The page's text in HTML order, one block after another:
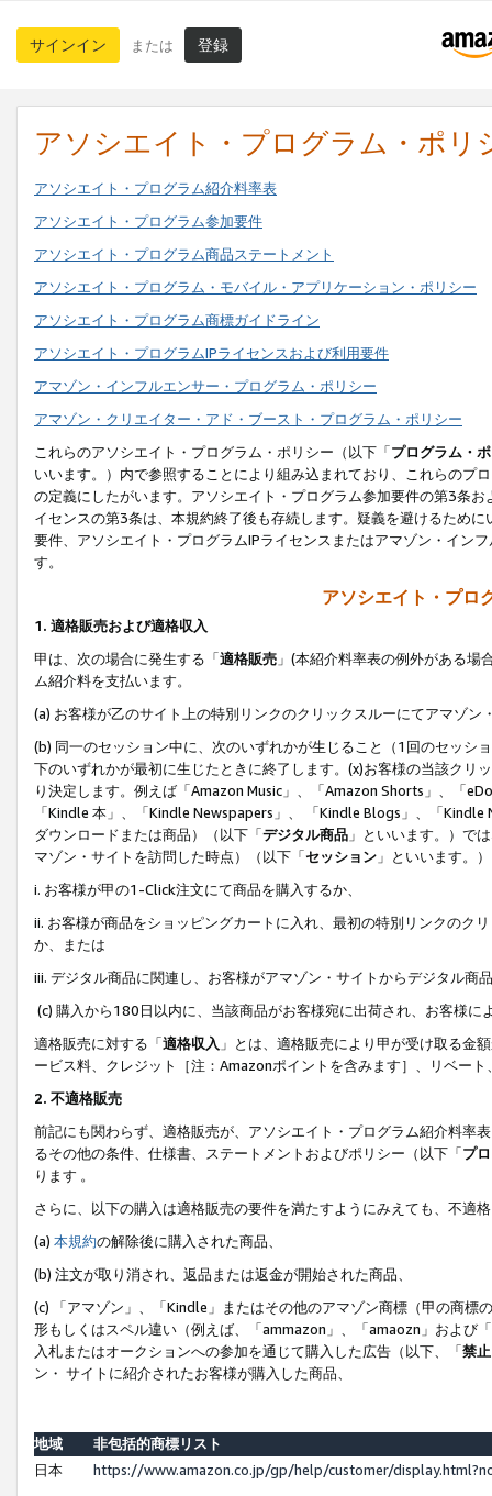
サインイン または 登録
アソシエイト・プログラム・ポリ
アソシエイト・プログラム紹介料率表
アソシエイト・プログラム参加要件
アソシエイト・プログラム商品ステートメント
アソシエイト・プログラム・モバイル・アプリケーション・ポリシー
アソシエイト・プログラム商標ガイドライン
アソシエイト・プログラムIPライセンスおよび利用要件
アマゾン・インフルエンサー・プログラム・ポリシー
アマゾン・クリエイター・アド・ブースト・プログラム・ポリシー
これらのアソシエイト・プログラム・ポリシー（以下「プログラム・
いいます。）内で参照することにより組み込まれており、これらのプ
の定義にしたがいます。アソシエイト・プログラム参加要件の第3条
イセンスの第3条は、本規約終了後も存続します。疑義を避けるため
要件、アソシエイト・プログラムIPライセンスまたはアマゾン・イン
す。
アソシエイト・プロ
1. 適格販売および適格収入
甲は、次の場合に発生する「適格販売 」(本紹介料率表の例外がある
ム紹介料を支払います。
(a) お客様が乙のサイト上の特別リンクのクリックスルーにてアマゾン
(b) 同一のセッション中に、次のいずれかが生じること（1回のセッシ
下のいずれかが最初に生じたときに終了します。(x)お客様の当該ク
り決定します。例えば「Amazon Music」、「Amazon Shorts」、「
「Kindle 本」、「Kindle Newspapers」、 「Kindle Blogs」、「
ダウンロードまたは商品）（以下「デジタル商品 」といいます。）で
マゾン・サイトを訪問した時点）（以下「セッション 」といいます。
i. お客様が甲の1-Click注文にて商品を購入するか、
ii. お客様が商品をショッピングカートに入れ、最初の特別リンクのク
か、または
iii. デジタル商品に関連し、お客様がアマゾン・サイトからデジタル
(c) 購入から180日以内に、当該商品がお客様宛に出荷され、お客様
適格販売に対する「適格収入 」とは、適格販売により甲が受け取る金
ービス料、クレジット［注：Amazonポイントを含みます］、リベー
2. 不適格販売
前記にも関わらず、適格販売が、アソシエイト・プログラム紹介料率
るその他の条件、仕様書、ステートメントおよびポリシー（以下「プ
ります 。
さらに、以下の購入は適格販売の要件を満たすようにみえても、不適
(a) 本規約の解除後に購入された商品、
(b) 注文が取り消され、返品または返金が開始された商品、
(c) 「アマゾン」、「Kindle」またはその他のアマゾン商標（甲の商
形もしくはスペル違い（例えば、「ammazon」、「amaozn」および
入札またはオークションへの参加を通じて購入した広告（以下、「禁
ン・ サイトに紹介されたお客様が購入した商品、
地域
非包括的商標リスト
日本
https://www.amazon.co.jp/gp/help/customer/